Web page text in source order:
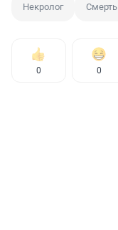
Некролог Смерть
0 0